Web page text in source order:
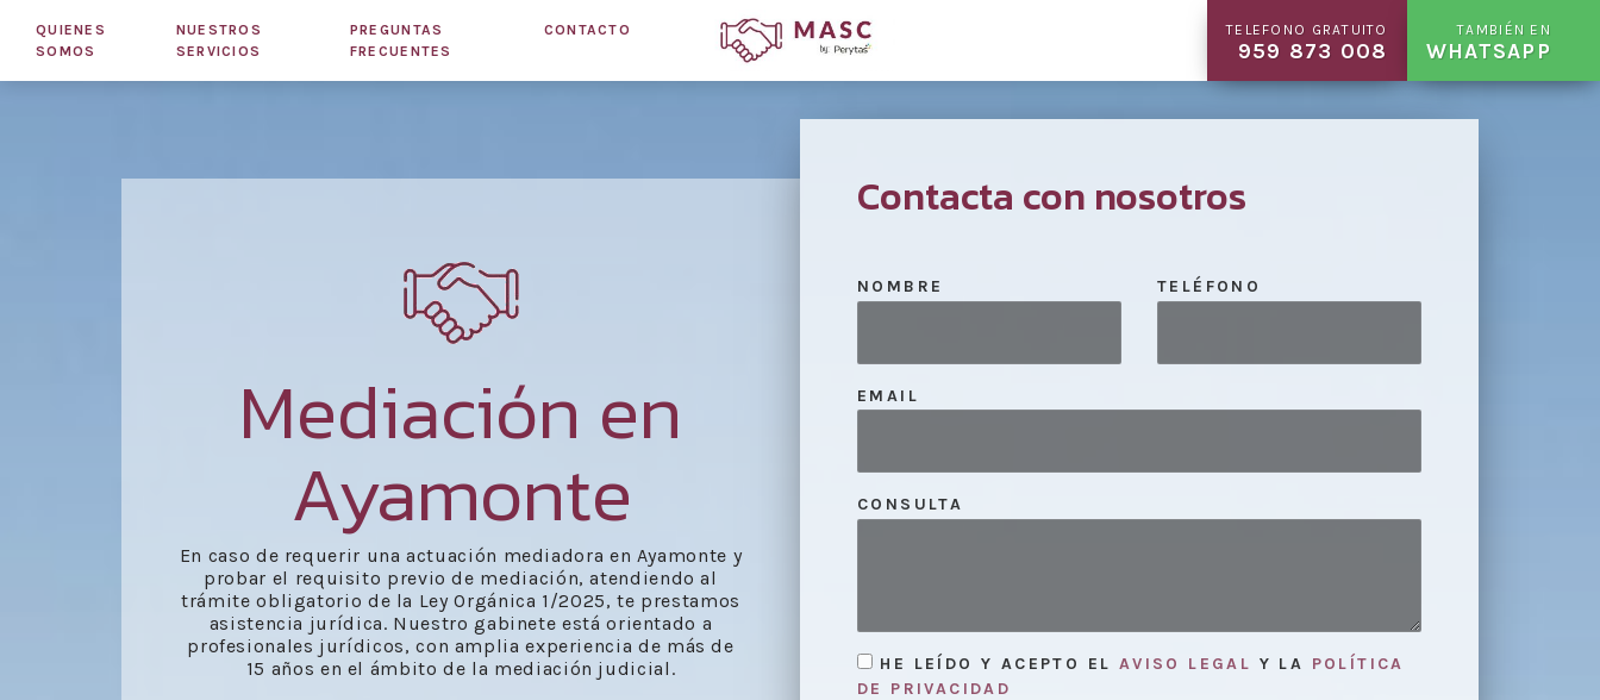
QUIENES
SOMOS
NUESTROS
SERVICIOS
PREGUNTAS
FRECUENTES
CONTACTO TELEFONO GRATUITO
959 873 008
TAMBIÉN EN
WHATSAPP
Mediación en
Ayamonte
En caso de requerir una actuación mediadora en Ayamonte y
probar el requisito previo de mediación, atendiendo al
trámite obligatorio de la Ley Orgánica 1/2025, te prestamos
asistencia jurídica. Nuestro gabinete está orientado a
profesionales jurídicos, con amplia experiencia de más de
15 años en el ámbito de la mediación judicial.
Contacta con nosotros
NOMBRE TELÉFONO
EMAIL
CONSULTA
HE LEÍDO Y ACEPTO EL AVISO LEGAL Y LA POLÍTICA
DE PRIVACIDAD